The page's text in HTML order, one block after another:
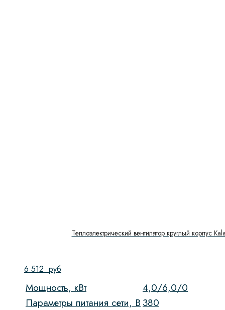
Теплоэлектрический вентилятор круглый корпус
6 512 руб
Мощность, кВт
4,0/6,0/0
Параметры питания сети, В 380